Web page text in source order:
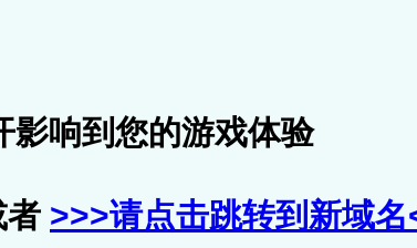
影响到您的游戏体验
者 >>>请点击跳转到新域名